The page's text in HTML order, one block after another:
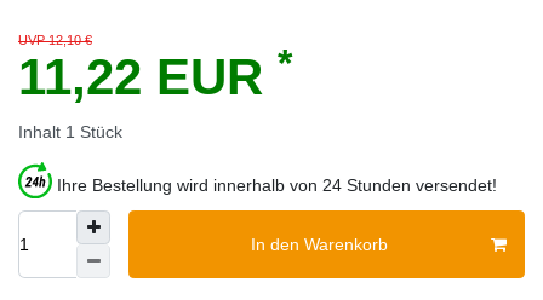
UVP 12,10 €
11,22 EUR *
Inhalt 1 Stück
Ihre Bestellung wird innerhalb von 24 Stunden versendet!
In den Warenkorb